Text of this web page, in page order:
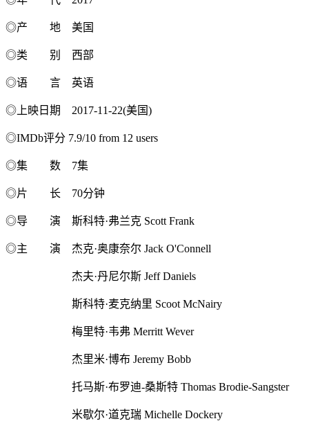
◎产 地 美国
◎类 别 西部
◎语 言 英语
◎上映日期 2017-11-22(美国)
◎IMDb评分 7.9/10 from 12 users
◎集 数 7集
◎片 长 70分钟
◎导 演 斯科特·弗兰克 Scott Frank
◎主 演 杰克·奥康奈尔 Jack O'Connell
杰夫·丹尼尔斯 Jeff Daniels
斯科特·麦克纳里 Scoot McNairy
梅里特·韦弗 Merritt Wever
杰里米·博布 Jeremy Bobb
托马斯·布罗迪-桑斯特 Thomas Brodie-Sangster
米歇尔·道克瑞 Michelle Dockery